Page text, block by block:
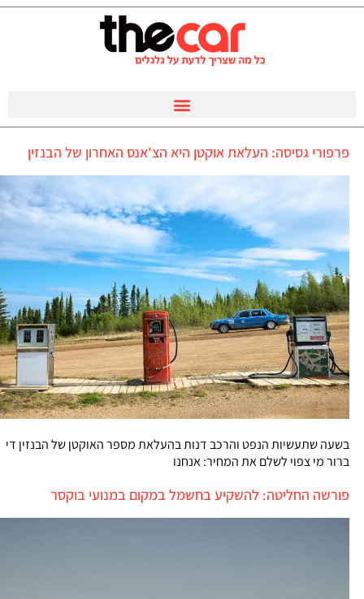
פרפורי גסיסה: העלאת אוקטן היא הצ'אנס האחרון של הבנזין
בשעה שתעשיות הנפט והרכב דנות בהעלאת מספר האוקטן של הבנזין די
ברור מי צפוי לשלם את המחיר: אנחנו
פורשה החליטה: להשקיע בחשמל במקום במנועי בוקסר